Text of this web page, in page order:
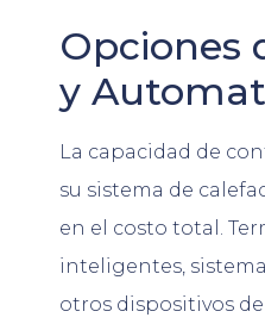
Opciones
y
La capacidad de
su sistema de
en el costo total.
inteligentes,
otros dispositivos